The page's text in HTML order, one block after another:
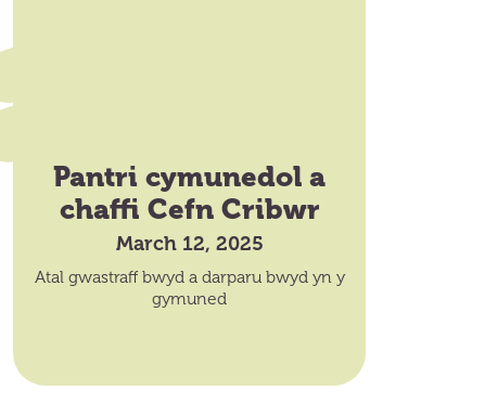
Pantri cymunedol a
chaffi Cefn Cribwr
March 12, 2025
Atal gwastraff bwyd a darparu bwyd yn y
gymuned